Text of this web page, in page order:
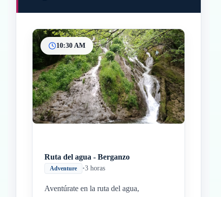
InicioParadas intermedias
Final
10:30 AM
Ruta del agua - Berganzo
Adventure •3 horas
Aventúrate en la ruta del agua,